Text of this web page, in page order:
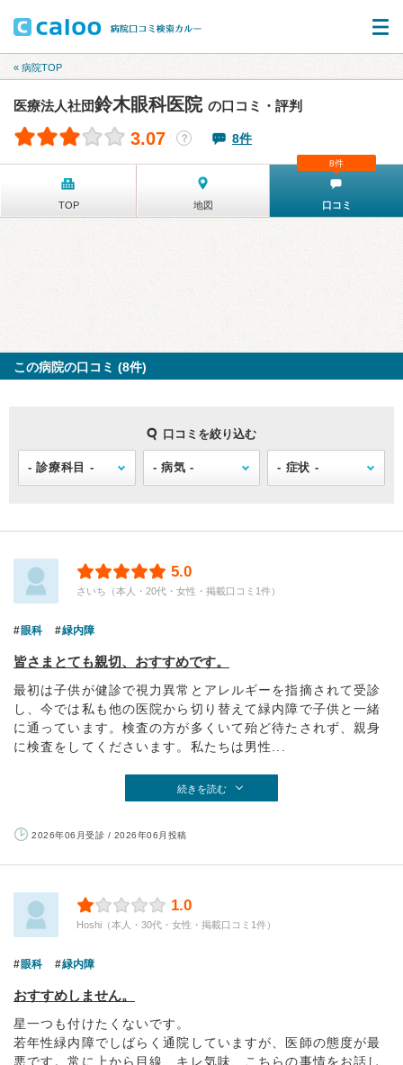
« 病院TOP
医療法人社団鈴木眼科医院 の口コミ・評判
3.07 ？ 8件
TOP 地図 口コミ
8件
この病院の口コミ (8件)
口コミを絞り込む
5.0
さいち（本人・20代・女性・掲載口コミ1件）
眼科 緑内障
皆さまとても親切、おすすめです。
最初は子供が健診で視力異常とアレルギーを指摘されて受診
し、今では私も他の医院から切り替えて緑内障で子供と一緒
に通っています。検査の方が多くいて殆ど待たされず、親身
に検査をしてくださいます。私たちは男性...
続きを読む
2026年06月受診 / 2026年06月投稿
1.0
Hoshi（本人・30代・女性・掲載口コミ1件）
眼科 緑内障
おすすめしません。
星一つも付けたくないです。
若年性緑内障でしばらく通院していますが、医師の態度が最
悪です。常に上から目線、キレ気味、こちらの事情をお話し